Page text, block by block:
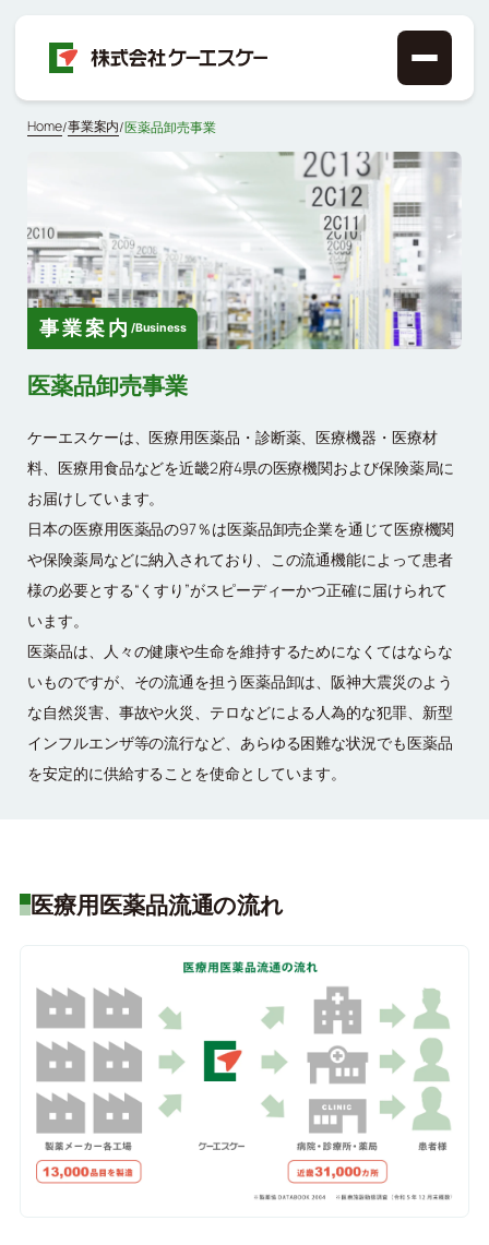
Home/事業案内/医薬品卸売事業
事業案内 / Business
医薬品卸売事業
ケーエスケーは、医療用医薬品・診断薬、医療機器・医療材
料、医療用食品などを近畿2府4県の医療機関および保険薬局に
お届けしています。
日本の医療用医薬品の97％は医薬品卸売企業を通じて医療機関
や保険薬局などに納入されており、この流通機能によって患者
様の必要とする“くすり”がスピーディーかつ正確に届けられて
います。
医薬品は、人々の健康や生命を維持するためになくてはならな
いものですが、その流通を担う医薬品卸は、阪神大震災のよう
な自然災害、事故や火災、テロなどによる人為的な犯罪、新型
インフルエンザ等の流行など、あらゆる困難な状況でも医薬品
を安定的に供給することを使命としています。
医療用医薬品流通の流れ